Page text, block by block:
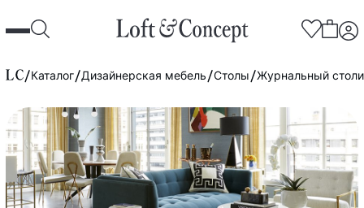
Каталог Дизайнерская мебель Столы Журнальный